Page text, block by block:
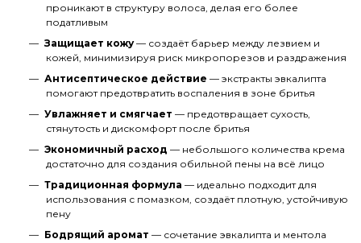
проникают в структуру волоса, делая его более
податливым
Защищает кожу— создаёт барьер между лезвием и
кожей, минимизируя риск микропорезов и раздражения
Антисептическое действие — экстракты эвкалипта
помогают предотвратить воспаления в зоне бритья
Увлажняет и смягчает — предотвращает сухость,
стянутость и дискомфорт после бритья
Экономичный расход — небольшого количества крема
достаточно для создания обильной пены на всё лицо
Традиционная формула — идеально подходит для
использования с помазком, создаёт плотную, устойчивую
пену
Бодрящий аромат — сочетание эвкалипта и ментола